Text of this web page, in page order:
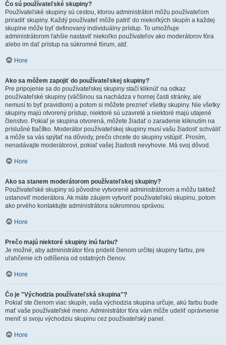
Čo sú používateľské skupiny?
Používateľské skupiny sú cestou, ktorou administrátori môžu používateľom
priradiť skupiny. Každý používateľ môže patriť do niekoľkých skupín a každej
skupine môže byť definovaný individuálny prístup. To umožňuje
administrátorom ľahšie nastaviť niekoľko používateľov ako moderátorov fóra
alebo im dať prístup na súkromné fórum, atď.
Hore
Ako sa môžem zapojiť do používateľskej skupiny?
Pre pripojenie sa do používateľskej skupiny stačí kliknúť na odkaz
používateľské skupiny (väčšinou sa nachádza v hornej časti stránky, ale
nemusí to byť pravidlom) a potom si môžete prezrieť všetky skupiny. Nie všetky
skupiny majú otvorený prístup, niektoré sú uzavreté a niektoré majú utajené
členstvo. Pokiaľ je skupina otvorená, môžete žiadať o zaradenie kliknutím na
príslušné tlačítko. Moderátor používateľskej skupiny musí vašu žiadosť schváliť
a môže sa vás spýtať na dôvody, prečo chcete do skupiny vstúpiť. Prosím,
nenadávajte moderátorovi, pokiaľ vašej žiadosti nevyhovie. Má svoj dôvod.
Hore
Ako sa stanem moderátorom používateľskej skupiny?
Používateľské skupiny sú pôvodne vytvorené administrátorom a môžu taktiež
ustanoviť moderátora. Ak máte záujem vytvoriť používateľskú skupinu, potom
ako prvého kontaktujte administrátora súkromnou správou.
Hore
Prečo majú niektoré skupiny inú farbu?
Je možné, aby administrátor fóra pridelil členom určitej skupiny farbu, pre
uľahčenie ich odlíšenia od ostatných členov.
Hore
Čo je "Východzia používateľská skupina"?
Pokiaľ ste členom viac skupín, vaša východzia skupina určuje, akú farbu bude
mať vaše používateľské meno. Administrátor fóra vám môže udeliť oprávnenie
meniť si svoju východziu skupinu cez používateľský panel.
Hore